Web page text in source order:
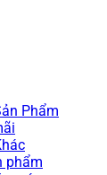
Phẩm
phẩm